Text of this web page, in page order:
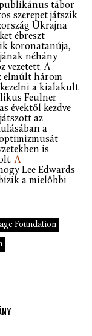
tábor
szerepet játszik
Ukrajna
ébreszt –
koronatanúja,
néhány
vezetett. A
elmúlt három
a kialakult
Feulner
évektől kezdve
az
a
is
A
Lee Edwards
a mielőbbi
Foundation